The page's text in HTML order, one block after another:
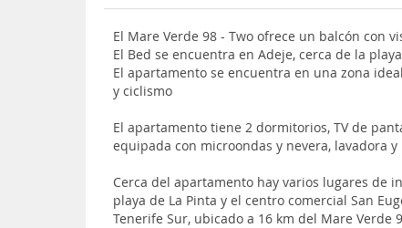
El Mare Verde 98 - Two ofrece un balcón con
El Bed se encuentra en Adeje, cerca de la
El apartamento se encuentra en una zona
y ciclismo
El apartamento tiene 2 dormitorios, TV de
equipada con microondas y nevera, lavadora
Cerca del apartamento hay varios lugares de
playa de La Pinta y el centro comercial San
Tenerife Sur, ubicado a 16 km del Mare Verde